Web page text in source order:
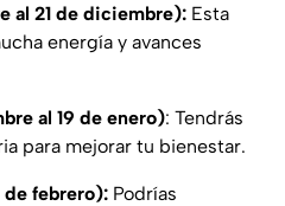
al 21 de diciembre): Esta
energía y avances
al 19 de enero): Tendrás
para mejorar tu bienestar.
de febrero): Podrías